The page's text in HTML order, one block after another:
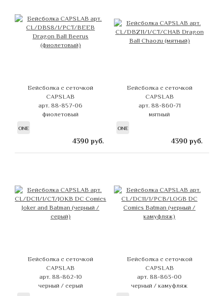
Бейсболка с сеточкой
CAPSLAB
арт. 88-857-06
фиолетовый
ONE
4390 руб.
Бейсболка с сеточкой
CAPSLAB
арт. 88-860-71
мятный
ONE
4390 руб.
Бейсболка с сеточкой
CAPSLAB
арт. 88-862-10
черный / серый
Бейсболка с сеточкой
CAPSLAB
арт. 88-863-00
черный / камуфляж